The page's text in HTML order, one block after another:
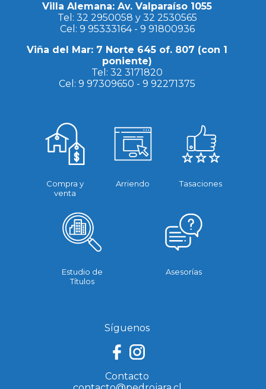
Villa Alemana: Av. Valparaíso 1055
Tel: 32 2950058 y 32 2530565
Cel: 9 95333164- 9 91800936
Viña del Mar: 7 Norte 645 of. 807 (con 1
poniente)
Tel:32 3171820
Cel:9 97309650 -9 92271375
Compra y
venta
Arriendo Tasaciones
Estudio de
Títulos
Asesorías
Síguenos
Contacto